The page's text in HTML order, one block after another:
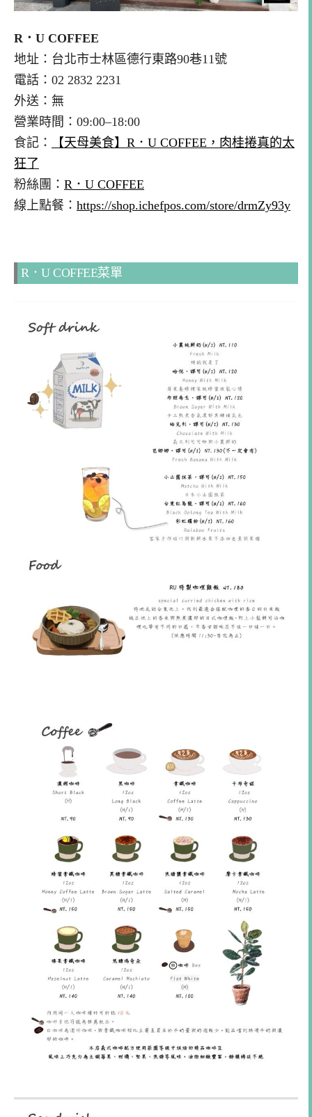
R．U COFFEE
地址：台北市士林區德行東路90巷11號
電話：02 2832 2231
外送：無
營業時間：09:00–18:00
食記：
【天母美食】R．U COFFEE，肉桂捲真的太
狂了
粉絲團： R．U COFFEE
線上點餐： https://shop.ichefpos.com/store/drmZy93y
R．U COFFEE菜單